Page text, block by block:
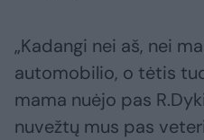
„Kadangi nei aš, nei
automobilio, o tėtis
mama nuėjo pas
nuvežtų mus pas